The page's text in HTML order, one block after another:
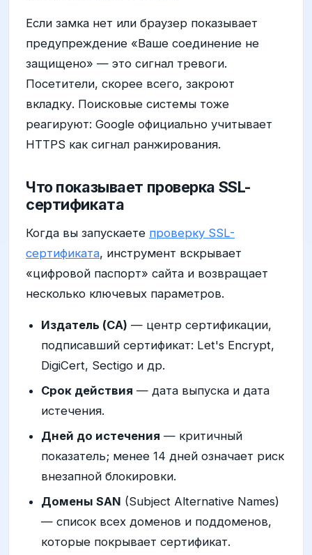
Если замка нет или браузер показывает
предупреждение «Ваше соединение не
защищено» — это сигнал тревоги.
Посетители, скорее всего, закроют
вкладку. Поисковые системы тоже
реагируют: Google официально учитывает
HTTPS как сигнал ранжирования.
Что показывает проверка SSL-
сертификата
Когда вы запускаете проверку SSL-
сертификата, инструмент вскрывает
«цифровой паспорт» сайта и возвращает
несколько ключевых параметров.
Издатель (CA) — центр сертификации,
подписавший сертификат: Let's Encrypt,
DigiCert, Sectigo и др.
Срок действия — дата выпуска и дата
истечения.
Дней до истечения — критичный
показатель; менее 14 дней означает риск
внезапной блокировки.
Домены SAN (Subject Alternative Names)
— список всех доменов и поддоменов,
которые покрывает сертификат.